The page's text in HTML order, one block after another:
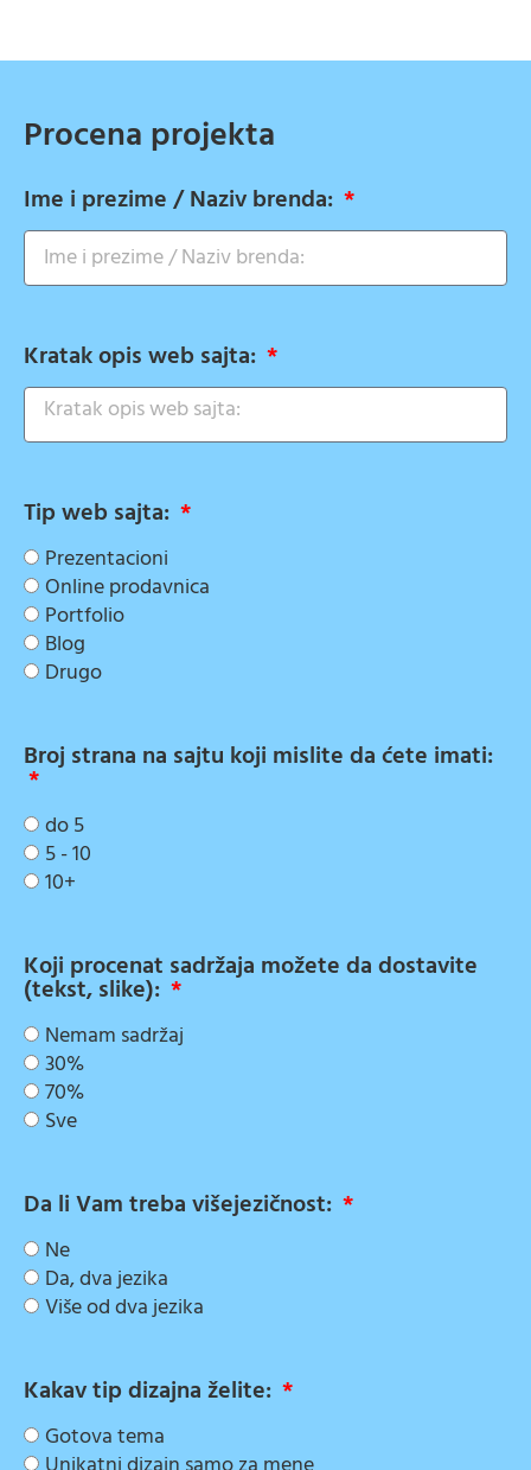
Procena projekta
Ime i prezime / Naziv brenda:
Kratak opis web sajta:
Tip web sajta:
Prezentacioni
Online prodavnica
Portfolio
Blog
Drugo
Broj strana na sajtu koji mislite da ćete imati:
do 5
5 - 10
10+
Koji procenat sadržaja možete da dostavite
(tekst, slike):
Nemam sadržaj
30%
70%
Sve
Da li Vam treba višejezičnost:
Ne
Da, dva jezika
Više od dva jezika
Kakav tip dizajna želite:
Gotova tema